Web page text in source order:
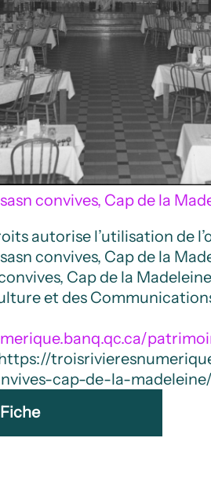
convives, Cap de la
autorise l’utilisation de
convives, Cap de la
Cap de la
et des
cap-de-la-
Fiche